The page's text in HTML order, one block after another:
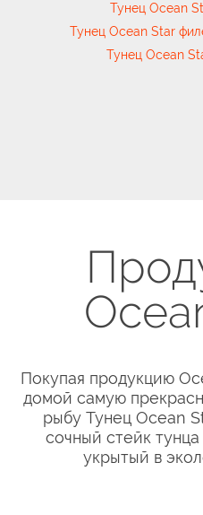
Тунец Ocean
Тунец Ocean Star
Тунец Ocean
Покупая продукцию
домой самую
рыбу Тунец Ocean
сочный стейк
укрытый в